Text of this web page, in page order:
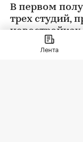
В первом
трех студий,
ипотеку. В
сделок
Лента